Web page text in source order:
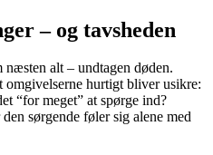
– og tavsheden
alt – undtagen døden.
hurtigt bliver usikre:
“for meget” at spørge ind?
sørgende føler sig alene med